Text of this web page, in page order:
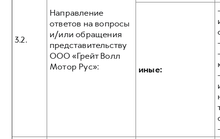
3.2.
Направление
ответов на вопросы
и/или обращения
представительству
ООО «Грейт Волл
Мотор Рус»:
иные: